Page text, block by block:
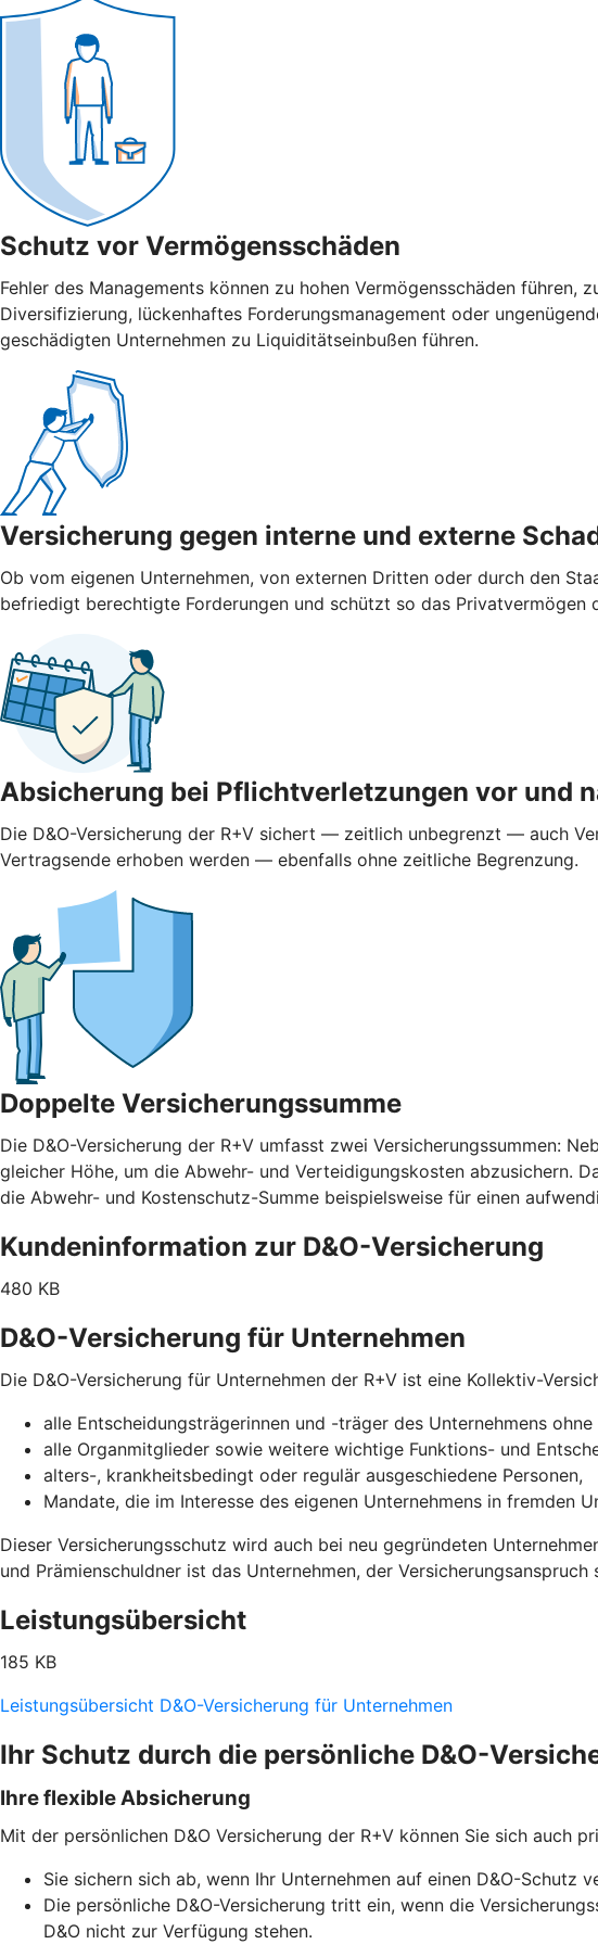
Schutz vor Vermögensschäden
Fehler des Managements können zu hohen Vermögensschäden
Diversifizierung, lückenhaftes Forderungsmanagement oder
geschädigten Unternehmen zu Liquiditätseinbußen führen.
Versicherung gegen interne und ­externe
Ob vom eigenen Unternehmen, von externen Dritten oder durch den
befriedigt berechtigte Forderungen und schützt so das
Absicherung bei Pflichtverletzungen vor und
Die D&O-Versicherung der R+V sichert — zeitlich unbegrenzt — auch
Vertragsende erhoben werden — ebenfalls ohne zeitliche Begrenzung.
Doppelte Versicherungssumme
Die D&O-Versicherung der R+V umfasst zwei Versicherungssummen:
gleicher Höhe, um die Abwehr- und Verteidigungskosten abzusichern.
die Abwehr- und Kostenschutz-Summe beispielsweise für einen
Kundeninformation zur D&O-Versicherung
480 KB
D&O-Versicherung für Unternehmen
Die D&O-Versicherung für Unternehmen der R+V ist eine Kollektiv-
alle Entscheidungsträgerinnen und -träger des Unternehmens ohne
alle Organmitglieder sowie weitere wichtige Funktions- und
alters-, krankheitsbedingt oder regulär ausgeschiedene Personen,
Mandate, die im Interesse des eigenen Unternehmens in fremden
Dieser Versicherungsschutz wird auch bei neu gegründeten
und Prämienschuldner ist das Unternehmen, der
Leistungsübersicht
185 KB
Leistungsübersicht D&O-Versicherung für Unternehmen
Ihr Schutz durch die persönliche D&O-
Ihre flexible Absicherung
Mit der persönlichen D&O Versicherung der R+V können Sie sich auch
Sie sichern sich ab, wenn Ihr Unternehmen auf einen D&O-
Die persönliche D&O-Versicherung tritt ein, wenn die
D&O nicht zur Verfügung stehen.